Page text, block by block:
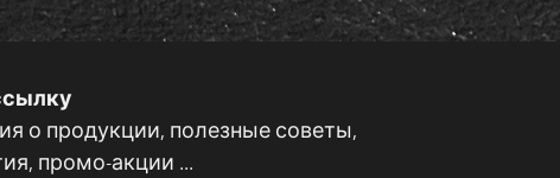
о продукции, полезные советы,
промо-акции ...